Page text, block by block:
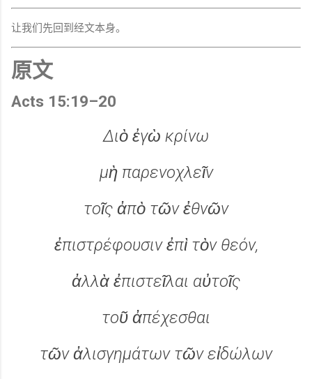
让我们先回到经文本身。
原文
Acts 15:19–20
Διὸ ἐγὼ κρίνω
μὴ παρενοχλεῖν
τοῖς ἀπὸ τῶν ἐθνῶν
ἐπιστρέφουσιν ἐπὶ τὸν θεόν,
ἀλλὰ ἐπιστεῖλαι αὐτοῖς
τοῦ ἀπέχεσθαι
τῶν ἀλισγημάτων τῶν εἰδώλων